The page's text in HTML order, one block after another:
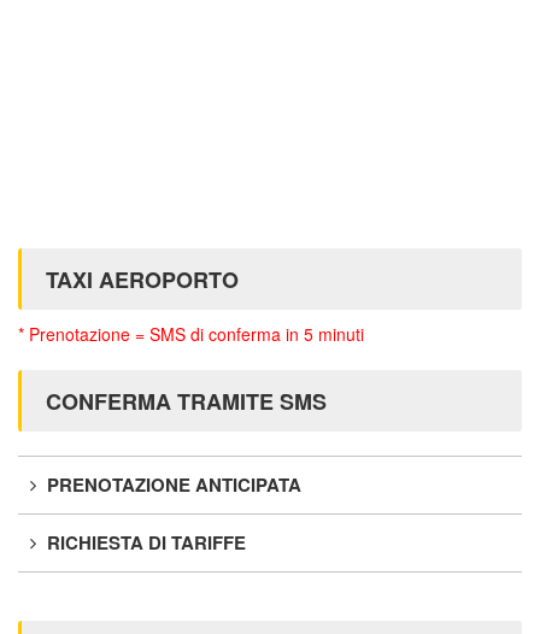
TAXI AEROPORTO
* Prenotazione = SMS di conferma in 5 minuti
CONFERMA TRAMITE SMS
PRENOTAZIONE ANTICIPATA
RICHIESTA DI TARIFFE